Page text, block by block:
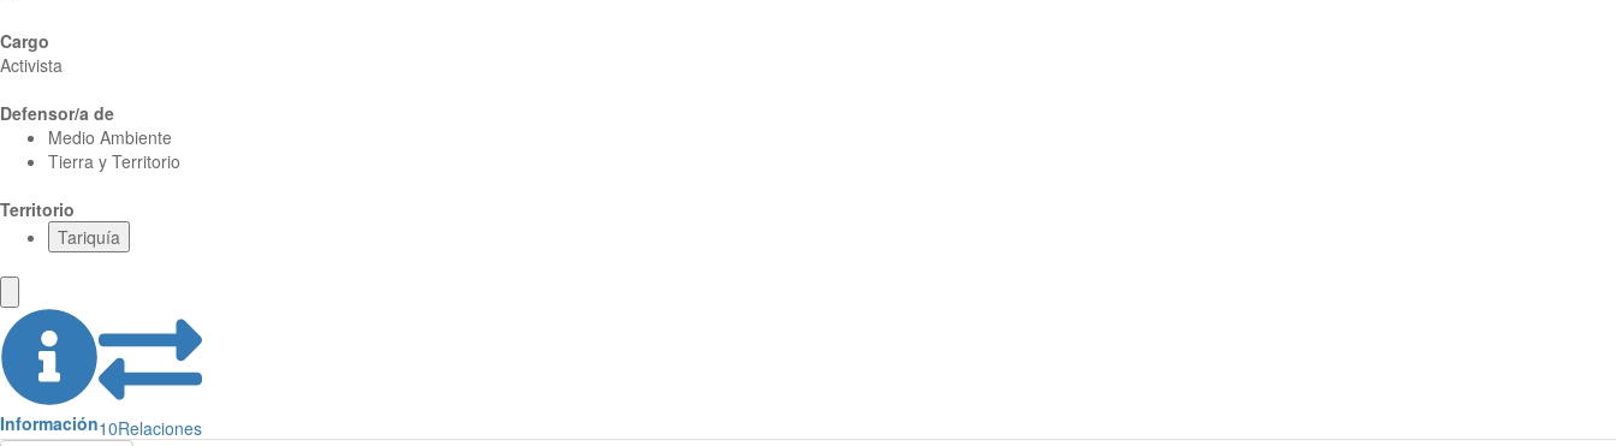
Cargo
Activista
Defensor/a de
Medio Ambiente
Tierra y Territorio
Territorio
Tariquía
Información10Relaciones